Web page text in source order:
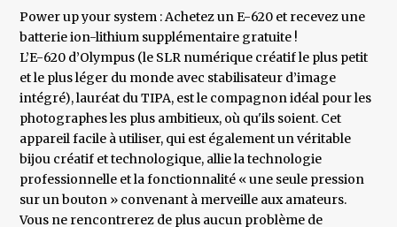
Power up your system : Achetez un E-620 et recevez une
batterie ion-lithium supplémentaire gratuite !
L’E-620 d’Olympus (le SLR numérique créatif le plus petit
et le plus léger du monde avec stabilisateur d’image
intégré), lauréat du TIPA, est le compagnon idéal pour les
photographes les plus ambitieux, où qu'ils soient. Cet
appareil facile à utiliser, qui est également un véritable
bijou créatif et technologique, allie la technologie
professionnelle et la fonctionnalité « une seule pression
sur un bouton » convenant à merveille aux amateurs.
Vous ne rencontrerez de plus aucun problème de